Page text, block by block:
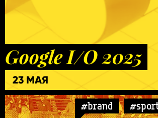
Google I/O 2025
23 МАЯ
#brand